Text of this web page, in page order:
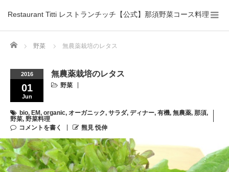
Restaurant Titti レストランチッチ【公式】那須野菜コース料理
Home 野菜 無農薬栽培のレタス
2016
01
Jun
無農薬栽培のレタス
野菜
bio, EM, organic, オーガニック, サラダ, ディナー, 有機, 無農薬, 那須,
野菜, 野菜料理
コメントを書く
熊見 悦伸